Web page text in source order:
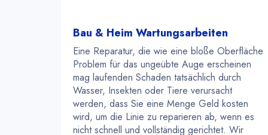
Bau & Heim Wartungsarbeiten
Eine Reparatur, die wie eine bloße Oberfläche
Problem für das ungeübte Auge erscheinen
mag laufenden Schaden tatsächlich durch
Wasser, Insekten oder Tiere verursacht
werden, dass Sie eine Menge Geld kosten
wird, um die Linie zu reparieren ab, wenn es
nicht schnell und vollständig gerichtet. Wir